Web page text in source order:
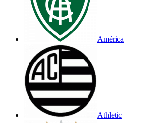
América
Athletic